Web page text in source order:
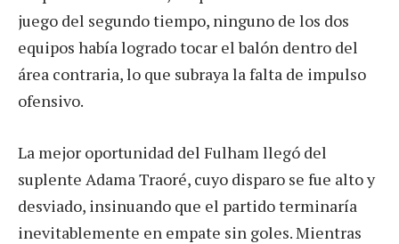
juego del segundo tiempo, ninguno de los dos
equipos había logrado tocar el balón dentro del
área contraria, lo que subraya la falta de impulso
ofensivo.
La mejor oportunidad del Fulham llegó del
suplente Adama Traoré, cuyo disparo se fue alto y
desviado, insinuando que el partido terminaría
inevitablemente en empate sin goles. Mientras